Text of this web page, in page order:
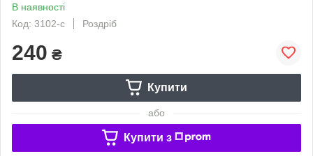
В наявності
Код: 3102-с
Роздріб
240 ₴
Купити
або
Купити з